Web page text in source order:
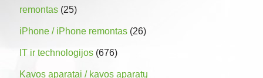
remontas (25)
iPhone / iPhone remontas (26)
IT ir technologijos (676)
Kavos aparatai / kavos aparatų